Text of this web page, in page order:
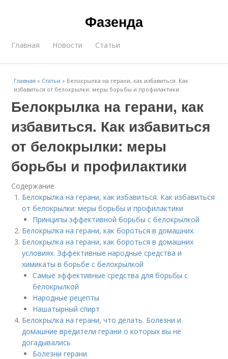
Фазенда
Главная Новости Статьи
Главная » Статьи » Белокрылка на герани, как избавиться. Как
избавиться от белокрылки: меры борьбы и профилактики
Белокрылка на герани, как
избавиться. Как избавиться
от белокрылки: меры
борьбы и профилактики
Содержание
Белокрылка на герани, как избавиться. Как избавиться
от белокрылки: меры борьбы и профилактики
Принципы эффективной борьбы с белокрылкой
Белокрылка на герани, как бороться в домашних.
Белокрылка на герани, как бороться в домашних
условиях. Эффективные народные средства и
химикаты в борьбе с белокрылкой
Самые эффективные средства для борьбы с
белокрылкой
Народные рецепты
Нашатырный спирт
Белокрылка на герани, что делать. Болезни и
домашние вредители герани о которых вы не
догадывались
Болезни герани